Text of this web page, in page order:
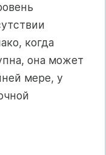
когда
она может
мере, у